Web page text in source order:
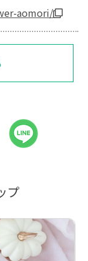
aomori/
プ